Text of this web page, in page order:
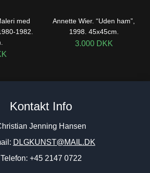
med
1982.
Annette Wier. “Uden ham”,
1998. 45x45cm.
3.000 DKK
Kontakt Info
Jenning Hansen
DLGKUNST@MAIL.DK
Telefon: +45 2147 0722